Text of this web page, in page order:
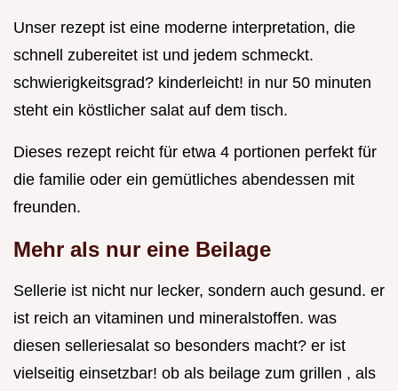
Unser rezept ist eine moderne interpretation, die
schnell zubereitet ist und jedem schmeckt.
schwierigkeitsgrad? kinderleicht! in nur 50 minuten
steht ein köstlicher salat auf dem tisch.
Dieses rezept reicht für etwa 4 portionen perfekt für
die familie oder ein gemütliches abendessen mit
freunden.
Mehr als nur eine Beilage
Sellerie ist nicht nur lecker, sondern auch gesund. er
ist reich an vitaminen und mineralstoffen. was
diesen selleriesalat so besonders macht? er ist
vielseitig einsetzbar! ob als beilage zum grillen , als